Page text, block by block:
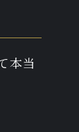
本当